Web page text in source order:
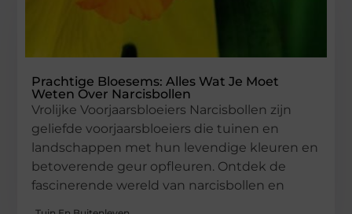
Prachtige Bloesems: Alles Wat Je Moet
Weten Over Narcisbollen
Vrolijke Voorjaarsbloeiers Narcisbollen zijn
geliefde voorjaarsbloeiers die tuinen en
landschappen met hun levendige kleuren en
betoverende geur opfleuren. Ontdek de
fascinerende wereld van narcisbollen en